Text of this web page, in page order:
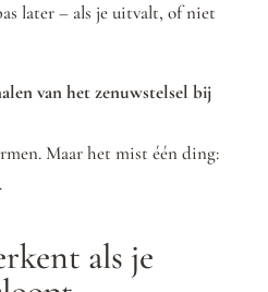
later – als je uitvalt, of niet
van het zenuwstelsel bij
Maar het mist één ding:
als je